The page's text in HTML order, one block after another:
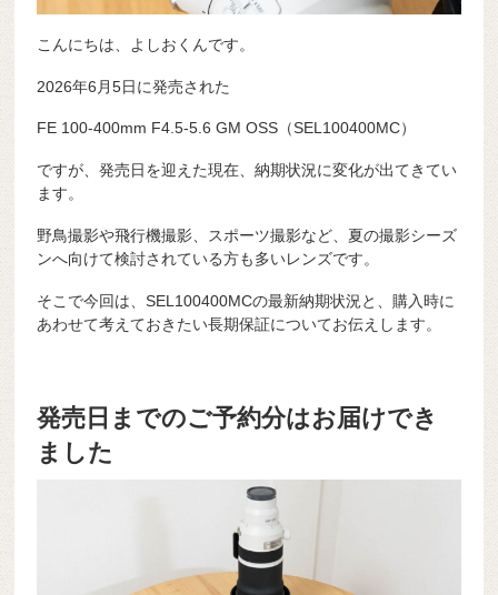
こんにちは、よしおくんです。
2026年6月5日に発売された
FE 100-400mm F4.5-5.6 GM OSS（SEL100400MC）
ですが、発売日を迎えた現在、納期状況に変化が出てきてい
ます。
野鳥撮影や飛行機撮影、スポーツ撮影など、夏の撮影シーズ
ンへ向けて検討されている方も多いレンズです。
そこで今回は、SEL100400MCの最新納期状況と、購入時に
あわせて考えておきたい長期保証についてお伝えします。
発売日までのご予約分はお届けでき
ました